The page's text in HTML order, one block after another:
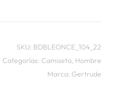
SKU: BDBLEONCE_104_22
Categorías: Camiseta, Hombre
Marca: Gertrude